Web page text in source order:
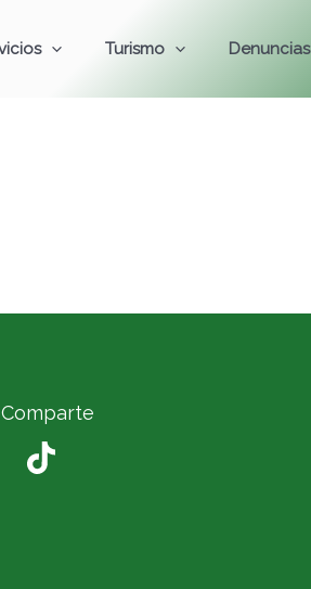
Turismo Denuncias